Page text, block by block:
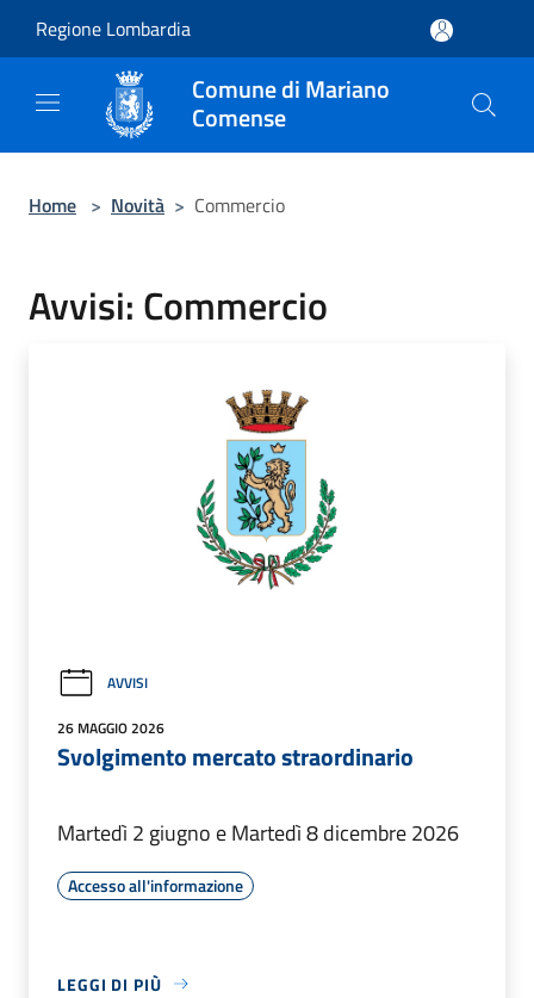
Regione Lombardia
Comune di Mariano
Comense
Home > Novità > Commercio
Avvisi: Commercio
AVVISI
26 MAGGIO 2026
Svolgimento mercato straordinario
Martedì 2 giugno e Martedì 8 dicembre 2026
Accesso all'informazione
LEGGI DI PIÙ